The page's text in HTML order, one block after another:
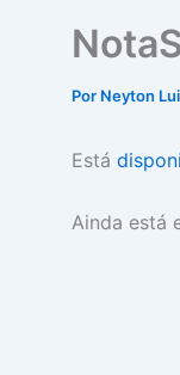
Por Neyton
Está
Ainda está